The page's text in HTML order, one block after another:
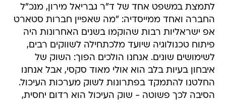
לתמצת במשפט אחד של ד"ר גבריאל מירון, מנכ"ל
החברה ואחד ממייסדיה: "מה שאפיין חברות סטארט
אפ ישראליות רבות שהוקמו בשנים האחרונות היה
פיתוח טכנולוגיה שיועד מלכתחילה לשווקים רבים,
לשימושים שונים. אנחנו הולכים הפוך: השוק של
איבחון בעיות בלב הוא אולי מאוד סקסי, אבל אנחנו
החלטנו להתמקד בפתרונות לשוק מערכות העיכול.
הסיבה לכך פשוטה - שוק העיכול הוא רדום יחסית,